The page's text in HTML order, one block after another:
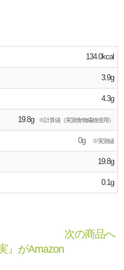
134.0kcal
3.9g
4.3g
19.8g ※計算値（実測食物繊維使用）
0g ※実測値
19.8g
0.1g
次の商品へ
』がAmazon